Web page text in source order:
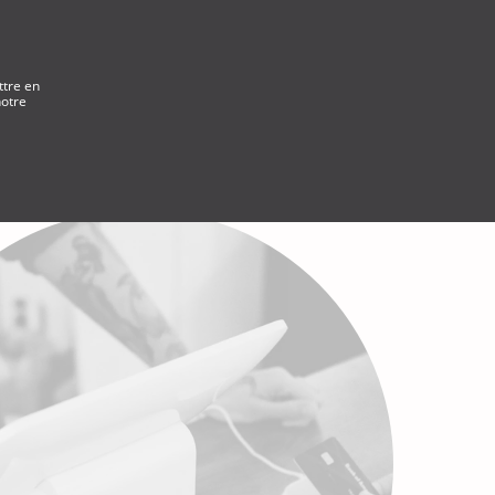
d'assistance
en